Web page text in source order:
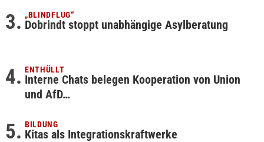
„BLINDFLUG“
Dobrindt stoppt unabhängige Asylberatung
ENTHÜLLT
Interne Chats belegen Kooperation von Union
und AfD…
BILDUNG
Kitas als Integrationskraftwerke